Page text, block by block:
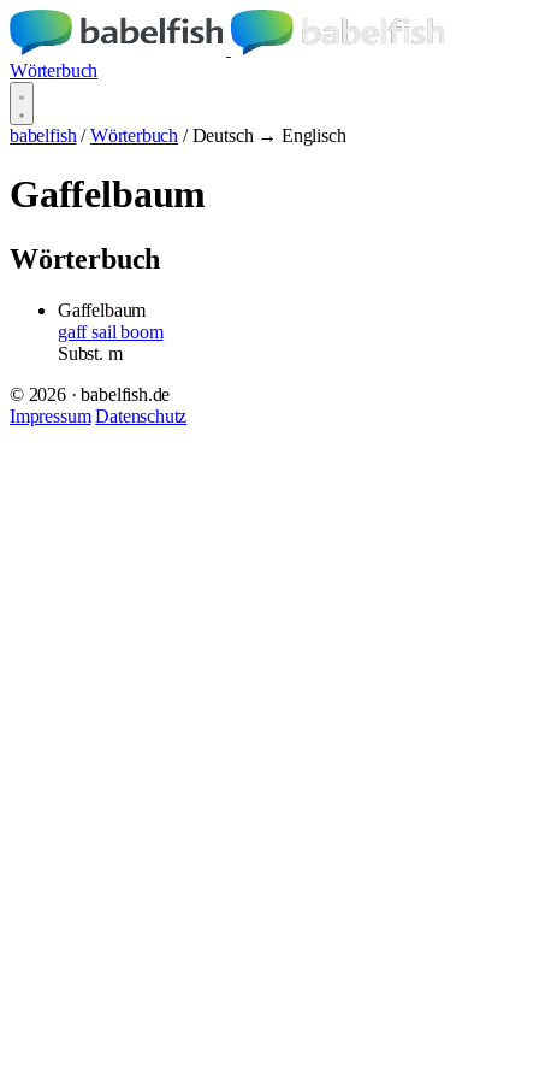
Wörterbuch
babelfish / Wörterbuch / Deutsch → Englisch
Gaffelbaum
Wörterbuch
Gaffelbaum
gaff sail boom
Subst. m
© 2026 · babelfish.de
Impressum Datenschutz